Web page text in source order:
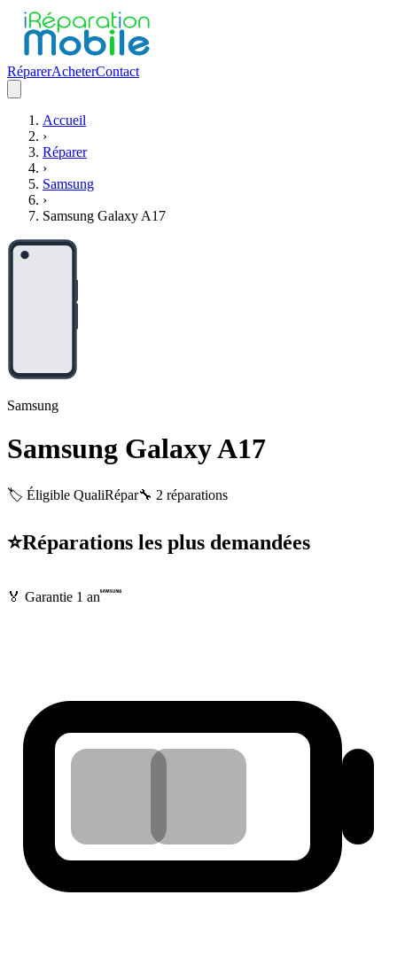
RéparerAcheterContact
Accueil
›
Réparer
›
Samsung
›
Samsung Galaxy A17
Samsung
Samsung Galaxy A17
🏷️ Éligible QualiRépar🔧 2 réparations
⭐Réparations les plus demandées
🏅 Garantie 1 an